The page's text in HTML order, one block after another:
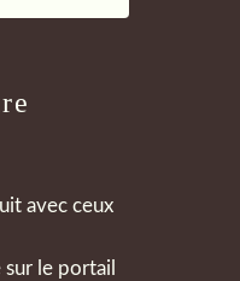
avec ceux
sur le portail